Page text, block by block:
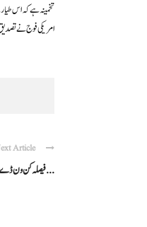
تخمینہ ہے کہ اس طیارے کی قیمت 40 سے 60 ملین ڈالر کے درمیان تھی، جو
امریکی فوج نے تصدیق کی ہے کہ یہ حادثہ 12 مارچ 2026 کو مغربی عراق
Article
فیصلہ کن ون ڈے میں پاکستان نے ٹاس جیت کر فیلڈنگ کا ...